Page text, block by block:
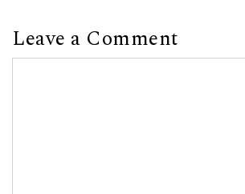
Leave a Comment